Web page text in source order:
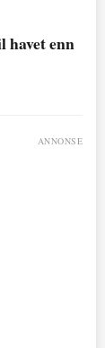
havet enn
ANNONSE